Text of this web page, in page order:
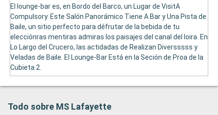
El lounge-bar es, en Bordo del Barco, un Lugar de VisitA
Compulsory. Este Salón Panorámico Tiene A Bar y Una Pista de
Baile, un sitio perfecto para défrutar de la bebida de tu
elecciónras mentiras admiras los paisajes del canal del loira. En
Lo Largo del Crucero, las actidadas de Realizan Diversssss y
Veladas de Baile. El Lounge-Bar Está en la Seción de Proa de la
Cubieta 2.
Todo sobre MS Lafayette